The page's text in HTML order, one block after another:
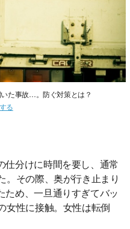
いた事故…。防ぐ対策とは？
る
分けに時間を要し、通常
。その際、奥が行き止まり
ため、一旦通りすぎてバッ
女性に接触。女性は転倒